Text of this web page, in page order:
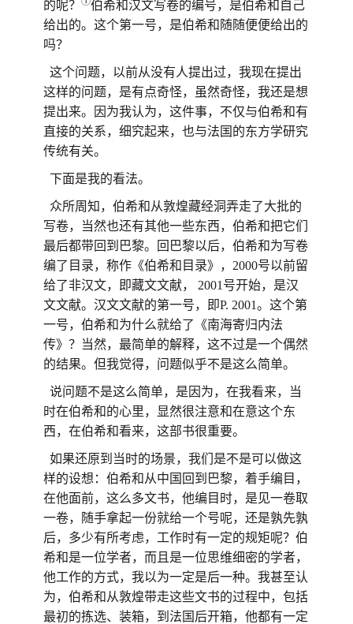
的呢？
伯希和汉文写卷的编号，是伯希和自己
给出的。这个第一号，是伯希和随随便便给出的
吗？
这个问题，以前从没有人提出过，我现在提出
这样的问题，是有点奇怪，虽然奇怪，我还是想
提出来。因为我认为，这件事，不仅与伯希和有
直接的关系，细究起来，也与法国的东方学研究
传统有关。
下面是我的看法。
众所周知，伯希和从敦煌藏经洞弄走了大批的
写卷，当然也还有其他一些东西，伯希和把它们
最后都带回到巴黎。回巴黎以后，伯希和为写卷
编了目录，称作《伯希和目录》，2000号以前留
给了非汉文，即藏文文献， 2001号开始，是汉
文文献。汉文文献的第一号，即P. 2001。这个第
一号，伯希和为什么就给了《南海寄归内法
传》？当然，最简单的解释，这不过是一个偶然
的结果。但我觉得，问题似乎不是这么简单。
说问题不是这么简单，是因为，在我看来，当
时在伯希和的心里，显然很注意和在意这个东
西，在伯希和看来，这部书很重要。
如果还原到当时的场景，我们是不是可以做这
样的设想：伯希和从中国回到巴黎，着手编目，
在他面前，这么多文书，他编目时，是见一卷取
一卷，随手拿起一份就给一个号呢，还是孰先孰
后，多少有所考虑，工作时有一定的规矩呢？伯
希和是一位学者，而且是一位思维细密的学者，
他工作的方式，我以为一定是后一种。我甚至认
为，伯希和从敦煌带走这些文书的过程中，包括
最初的拣选、装箱，到法国后开箱，他都有一定